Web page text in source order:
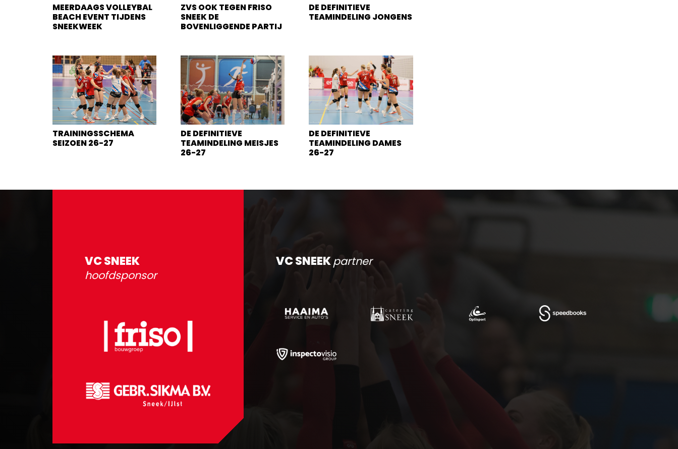
MEERDAAGS VOLLEYBAL
BEACH EVENT TIJDENS
SNEEKWEEK
ZVS OOK TEGEN FRISO
SNEEK DE
BOVENLIGGENDE PARTIJ
DE DEFINITIEVE
TEAMINDELING JONGENS
TRAININGSSCHEMA
SEIZOEN 26-27
DE DEFINITIEVE
TEAMINDELING MEISJES
26-27
DE DEFINITIEVE
TEAMINDELING DAMES
26-27
VC SNEEK
hoofdsponsor
VC SNEEKpartner